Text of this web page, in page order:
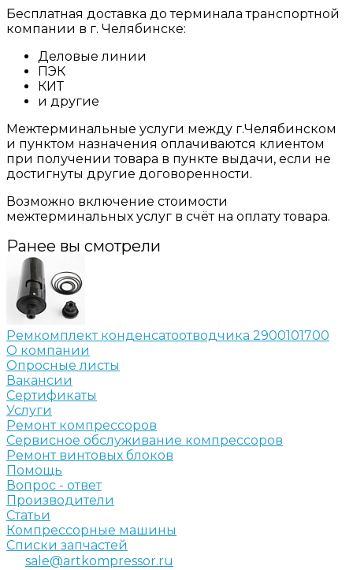
Бесплатная доставка до терминала транспортной
компании в г. Челябинске:
Деловые линии
ПЭК
КИТ
и другие
Межтерминальные услуги между г.Челябинском
и пунктом назначения оплачиваются клиентом
при получении товара в пункте выдачи, если не
достигнуты другие договоренности.
Возможно включение стоимости
межтерминальных услуг в счёт на оплату товара.
Ранее вы смотрели
Ремкомплект конденсатоотводчика 2900101700
О компании
Опросные листы
Вакансии
Сертификаты
Услуги
Ремонт компрессоров
Сервисное обслуживание компрессоров
Ремонт винтовых блоков
Помощь
Вопрос - ответ
Производители
Статьи
Компрессорные машины
Списки запчастей
sale@artkompressor.ru